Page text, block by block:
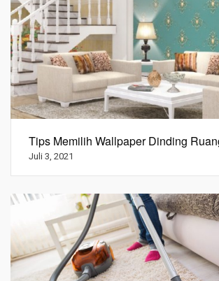
Tips Memilih Wallpaper Dinding
Juli 3, 2021